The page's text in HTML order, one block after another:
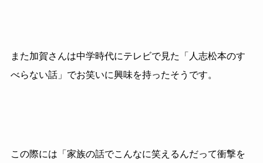
また加賀さんは中学時代にテレビで見た「人志松本のす
べらない話」でお笑いに興味を持ったそうです。
この際には「家族の話でこんなに笑えるんだって衝撃を